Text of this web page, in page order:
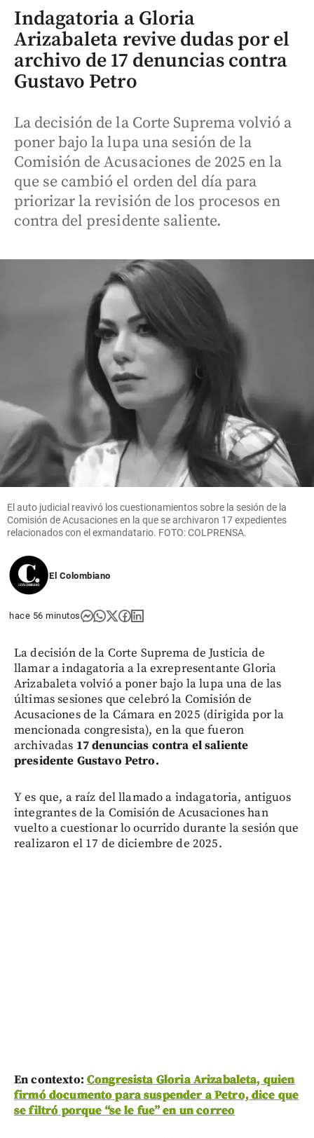
Indagatoria a Gloria
Arizabaleta revive dudas por el
archivo de 17 denuncias contra
Gustavo Petro
La decisión de la Corte Suprema volvió a
poner bajo la lupa una sesión de la
Comisión de Acusaciones de 2025 en la
que se cambió el orden del día para
priorizar la revisión de los procesos en
contra del presidente saliente.
El auto judicial reavivó los cuestionamientos sobre la sesión de la
Comisión de Acusaciones en la que se archivaron 17 expedientes
relacionados con el exmandatario. FOTO: COLPRENSA.
El Colombiano
hace 56 minutos
La decisión de la Corte Suprema de Justicia de
llamar a indagatoria a la exrepresentante Gloria
Arizabaleta volvió a poner bajo la lupa una de las
últimas sesiones que celebró la Comisión de
Acusaciones de la Cámara en 2025 (dirigida por la
mencionada congresista), en la que fueron
archivadas 17 denuncias contra el saliente
presidente Gustavo Petro.
Y es que, a raíz del llamado a indagatoria, antiguos
integrantes de la Comisión de Acusaciones han
vuelto a cuestionar lo ocurrido durante la sesión que
realizaron el 17 de diciembre de 2025.
En contexto: Congresista Gloria Arizabaleta, quien
firmó documento para suspender a Petro, dice que
se filtró porque “se le fue” en un correo